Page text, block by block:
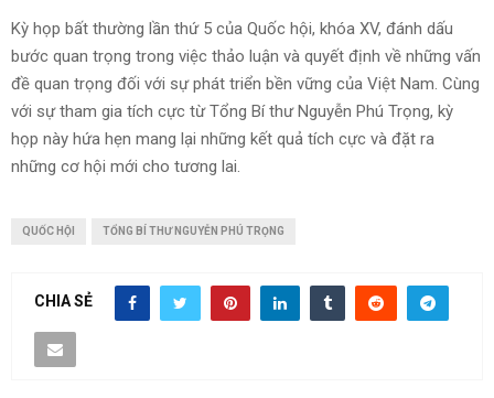
Kỳ họp bất thường lần thứ 5 của Quốc hội, khóa XV, đánh dấu
bước quan trọng trong việc thảo luận và quyết định về những vấn
đề quan trọng đối với sự phát triển bền vững của Việt Nam. Cùng
với sự tham gia tích cực từ Tổng Bí thư Nguyễn Phú Trọng, kỳ
họp này hứa hẹn mang lại những kết quả tích cực và đặt ra
những cơ hội mới cho tương lai.
QUỐC HỘI TỔNG BÍ THƯ NGUYỄN PHÚ TRỌNG
CHIA SẺ